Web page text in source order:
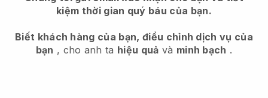
kiệm thời gian quý báu của bạn.
Biết khách hàng của bạn, điều chỉnh dịch vụ của
bạn , cho anh ta hiệu quả và minh bạch .